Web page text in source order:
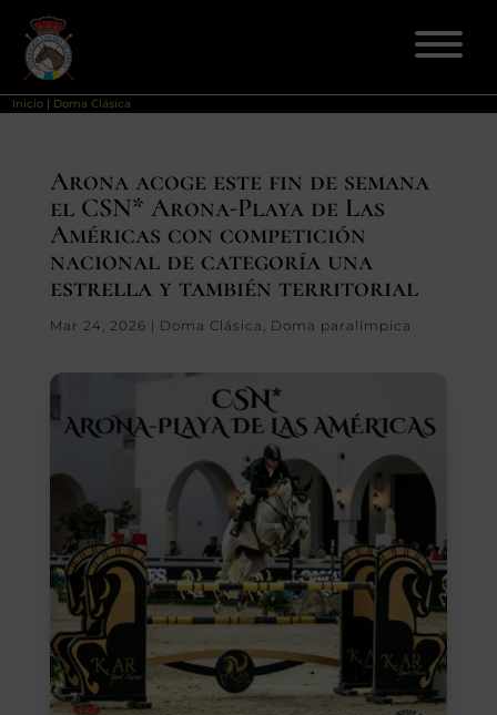
FEDERACIÓN
LICENCIAS
DISCIPLINAS
CLUBES
SEGUROS
CALENDARIO
ACTUALIDAD
Inicio | Doma Clásica
Arona acoge este fin de semana
el CSN* Arona-Playa de Las
Américas con competición
nacional de categoría una
estrella y también territorial
Mar 24, 2026 | Doma Clásica , Doma paralímpica